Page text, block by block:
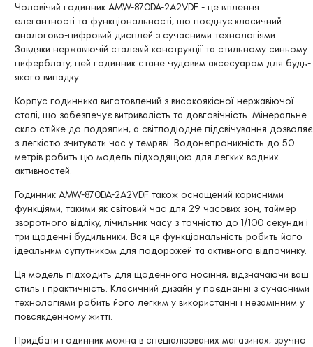
Чоловічий годинник AMW-870DA-2A2VDF - це втілення
елегантності та функціональності, що поєднує класичний
аналогово-цифровий дисплей з сучасними технологіями.
Завдяки нержавіючій сталевій конструкції та стильному синьому
циферблату, цей годинник стане чудовим аксесуаром для будь-
якого випадку.
Корпус годинника виготовлений з високоякісної нержавіючої
сталі, що забезпечує витривалість та довговічність. Мінеральне
скло стійке до подряпин, а світлодіодне підсвічування дозволяє
з легкістю зчитувати час у темряві. Водонепроникність до 50
метрів робить цю модель підходящою для легких водних
активностей.
Годинник AMW-870DA-2A2VDF також оснащений корисними
функціями, такими як світовий час для 29 часових зон, таймер
зворотного відліку, лічильник часу з точністю до 1/100 секунди і
три щоденні будильники. Вся ця функціональність робить його
ідеальним супутником для подорожей та активного відпочинку.
Ця модель підходить для щоденного носіння, відзначаючи ваш
стиль і практичність. Класичний дизайн у поєднанні з сучасними
технологіями робить його легким у використанні і незамінним у
повсякденному житті.
Придбати годинник можна в спеціалізованих магазинах, зручно